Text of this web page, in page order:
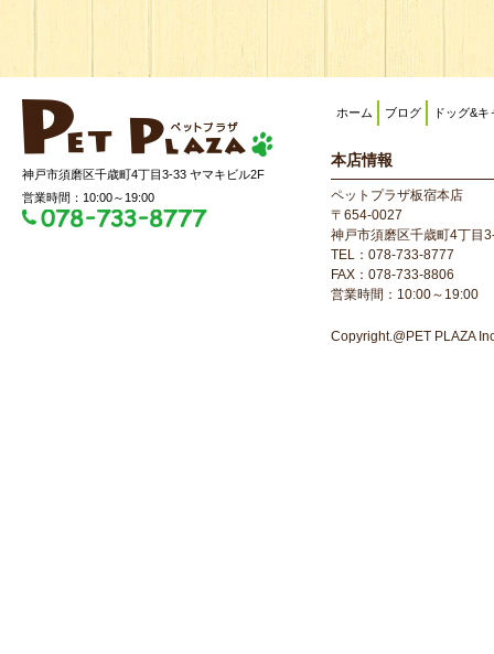
神戸市須磨区千歳町4丁目3-33 ヤマキビル2F
営業時間：10:00～19:00
ホーム ブログ ドッグ&キ
本店情報
ペットプラザ板宿本店
〒654-0027
神戸市須磨区千歳町4丁目
TEL：078-733-8777
FAX：078-733-8806
営業時間：10:00～19:00
Copyright.@PET PLAZA